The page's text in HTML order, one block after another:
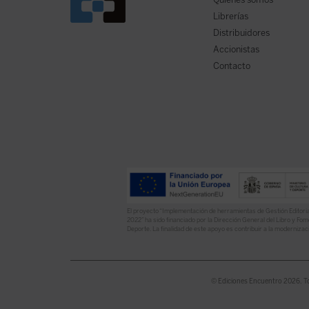
Librerías
Distribuidores
Accionistas
Contacto
El proyecto “Implementación de herramientas de Gestión
2022” ha sido financiado por la Dirección General del Libro y
Deporte. La finalidad de este apoyo es contribuir a la
© Ediciones Encuentro 2026.